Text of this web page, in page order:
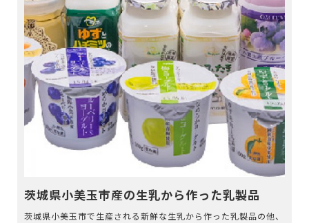
茨城県小美玉市産の生乳から作った乳製品
茨城県小美玉市で生産される新鮮な生乳から作った乳製品の他、